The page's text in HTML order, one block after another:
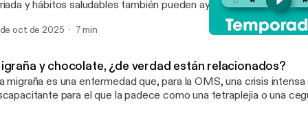
y hábitos saludables también pueden ayudar. En nuestro país, seis de cada 10
presentan déficit de vitamina D, mientras que solo una minoría
diaria de calcio recomendada para garantizar un
cada vez más personas menores de 50 años sufren problemas de
listener [https://omnystudio.com/listener] for
de oct de 2025 7 min
y chocolate, ¿de verdad están relacionados?
migraña es una enfermedad que, para la OMS, una crisis intensa
para el que la padece como una tetraplejia o una